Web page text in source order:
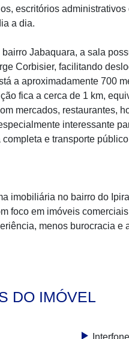
escritórios
a dia.
Jabaquara, a sala
Corbisier, facilitando
a aproximadamente 700
fica a cerca de 1 km,
mercados, restaurantes,
interessante
e transporte
imobiliária no bairro do
foco em imóveis
menos burocracia e
DO IMÓVEL
Interfone